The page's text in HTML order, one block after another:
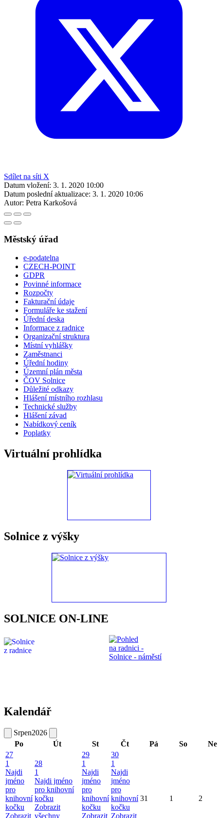
Sdílet na síti X
Datum vložení: 3. 1. 2020 10:00
Datum poslední aktualizace: 3. 1. 2020 10:06
Autor: Petra Karkošová
Městský úřad
e-podatelna
CZECH-POINT
GDPR
Povinné informace
Rozpočty
Fakturační údaje
Formuláře ke stažení
Úřední deska
Informace z radnice
Organizační struktura
Místní vyhlášky
Zaměstnanci
Úřední hodiny
Územní plán města
ČOV Solnice
Důležité odkazy
Hlášení místního rozhlasu
Technické služby
Hlášení závad
Nabídkový ceník
Poplatky
Virtuální prohlídka
Solnice z výšky
SOLNICE ON-LINE
Kalendář
Srpen2026
Po
Út St Čt Pá So
Ne
27
1
Najdi
jméno
pro
knihovní
kočku
Zobrazit
28
1
Najdi jméno
pro knihovní
kočku
Zobrazit
všechny
29
1
Najdi
jméno
pro
knihovní
kočku
Zobrazit
30
1
Najdi
jméno
pro
knihovní
kočku
Zobrazit
31 1 2